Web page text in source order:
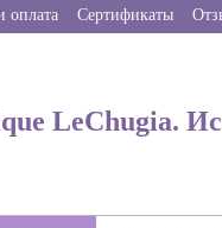
оплата Сертификаты
LeChugia.